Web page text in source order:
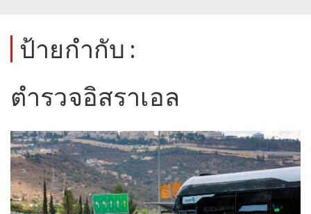
ป้ายกำกับ :
ตำรวจอิสราเอล